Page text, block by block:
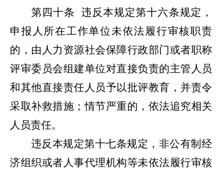
第四十条
违反本规定第十六条规定，
申报人所在工作单位未依法履行审核职责
的，由人力资源社会保障行政部门或者职称
评审委员会组建单位对直接负责的主管人员
和其他直接责任人员予以批评教育，并责令
采取补救措施；情节严重的，依法追究相关
人员责任。
违反本规定第十七条规定，非公有制经
济组织或者人事代理机构等未依法履行审核